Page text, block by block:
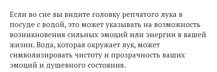
Если во сне вы видите головку репчатого лука в
посуде с водой, это может указывать на возможность
возникновения сильных эмоций или энергии в вашей
жизни. Вода, которая окружает лук, может
символизировать чистоту и прозрачность ваших
эмоций и душевного состояния.